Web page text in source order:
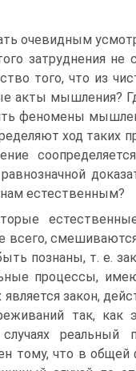
очевидным
затруднения
того, что из
акты мышления?
феномены
ход таких
естественным?
всего,
познаны, т. е.
процессы,
закон,
так,
реальный
тому, что в